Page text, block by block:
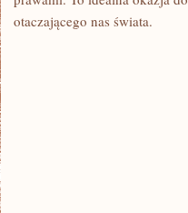
otaczającego nas świata.